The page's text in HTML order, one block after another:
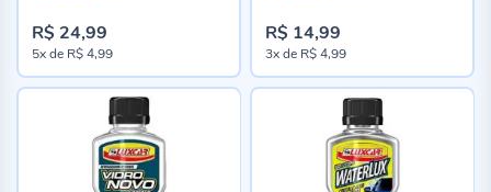
R$ 24,99
5xde R$ 4,99
R$ 14,99
3xde R$ 4,99